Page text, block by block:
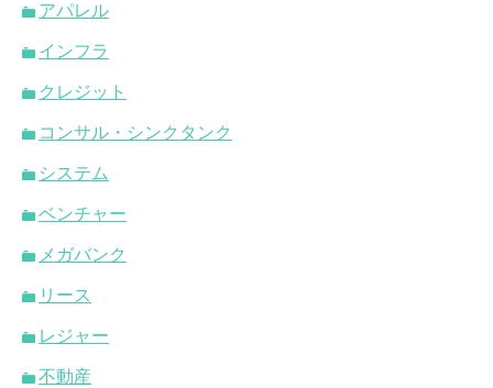
アパレル
インフラ
クレジット
コンサル・シンクタンク
システム
ベンチャー
メガバンク
リース
レジャー
不動産